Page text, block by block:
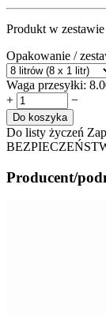
Produkt w
Opakowanie /
Waga przesyłki:
+
−
Do koszyka
Do listy życzeń
Producent/